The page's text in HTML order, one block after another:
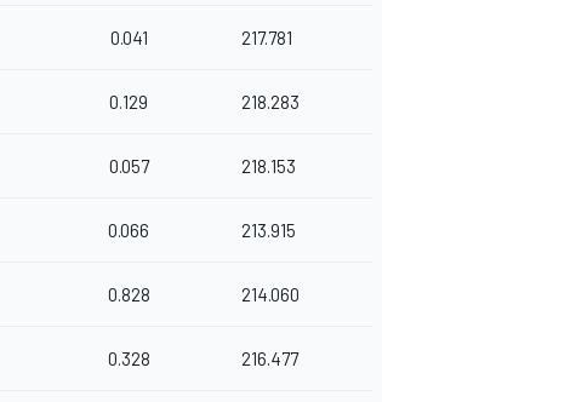
0.041 217.781
0.129 218.283
0.057 218.153
0.066 213.915
0.828 214.060
0.328 216.477